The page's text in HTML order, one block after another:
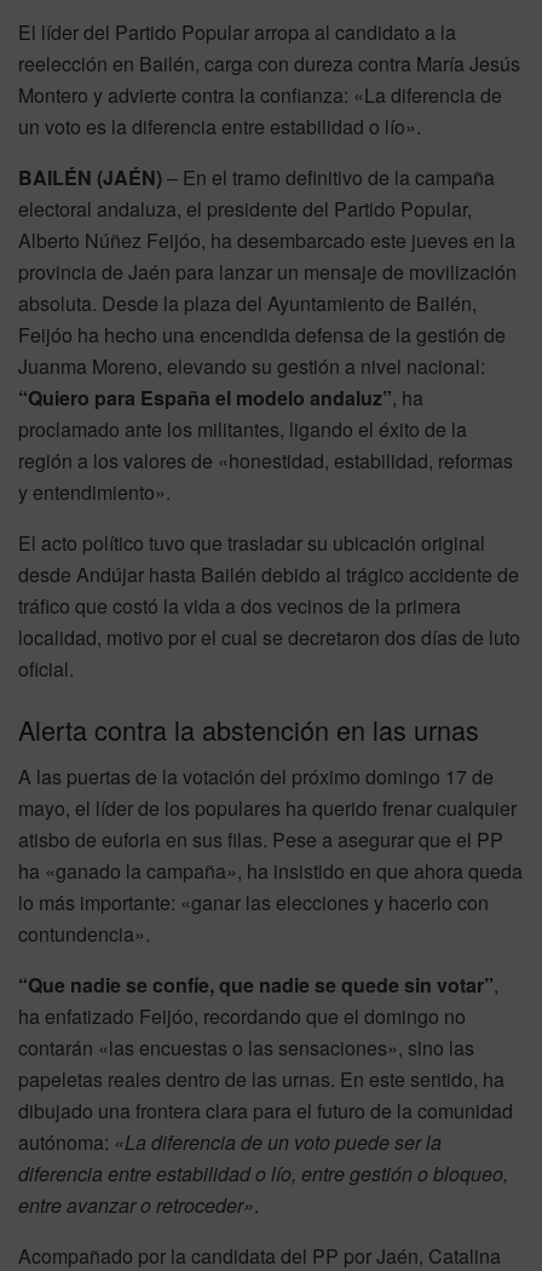
El líder del Partido Popular arropa al candidato a la
reelección en Bailén, carga con dureza contra María Jesús
Montero y advierte contra la confianza: «La diferencia de
un voto es la diferencia entre estabilidad o lío».
BAILÉN (JAÉN)– En el tramo definitivo de la campaña
electoral andaluza, el presidente del Partido Popular,
Alberto Núñez Feijóo, ha desembarcado este jueves en la
provincia de Jaén para lanzar un mensaje de movilización
absoluta. Desde la plaza del Ayuntamiento de Bailén,
Feijóo ha hecho una encendida defensa de la gestión de
Juanma Moreno, elevando su gestión a nivel nacional:
“Quiero para España el modelo andaluz”, ha
proclamado ante los militantes, ligando el éxito de la
región a los valores de «honestidad, estabilidad, reformas
y entendimiento».
El acto político tuvo que trasladar su ubicación original
desde Andújar hasta Bailén debido al trágico accidente de
tráfico que costó la vida a dos vecinos de la primera
localidad, motivo por el cual se decretaron dos días de luto
oficial.
Alerta contra la abstención en las urnas
A las puertas de la votación del próximo domingo 17 de
mayo, el líder de los populares ha querido frenar cualquier
atisbo de euforia en sus filas. Pese a asegurar que el PP
ha «ganado la campaña», ha insistido en que ahora queda
lo más importante: «ganar las elecciones y hacerlo con
contundencia».
“Que nadie se confíe, que nadie se quede sin votar”,
ha enfatizado Feijóo, recordando que el domingo no
contarán «las encuestas o las sensaciones», sino las
papeletas reales dentro de las urnas. En este sentido, ha
dibujado una frontera clara para el futuro de la comunidad
autónoma: «La diferencia de un voto puede ser la
diferencia entre estabilidad o lío, entre gestión o bloqueo,
entre avanzar o retroceder».
Acompañado por la candidata del PP por Jaén, Catalina